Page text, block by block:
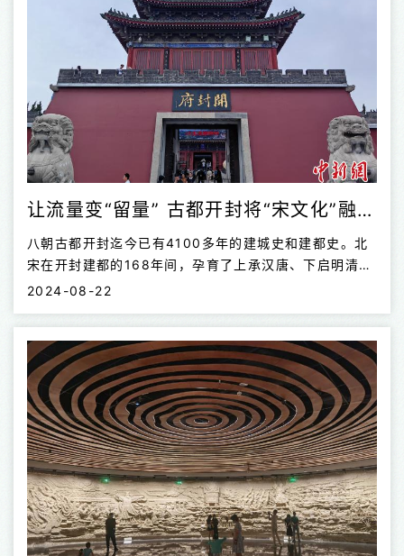
让流量变“留量” 古都开封将“宋文化”融入文旅全链条
八朝古都开封迄今已有4100多年的建城史和建都史。北
宋在开封建都的168年间，孕育了上承汉唐、下启明清、
影响深远的宋文化。近年来，开封市深入推进中华优秀传
高质量发展的重要抓手，相继培育出一批网红打卡地和网
红节目，使得古都一度成为全国热门的文旅目的地之一。
2024-08-22